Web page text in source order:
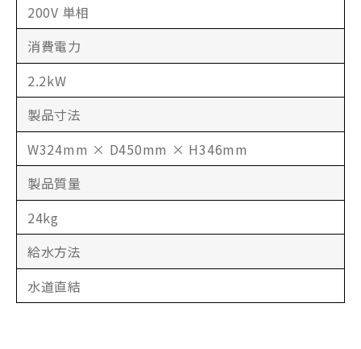
200V 単相
消費電力
2.2kW
製品寸法
W324mm × D450mm × H346mm
製品質量
24kg
給水方法
水道直結